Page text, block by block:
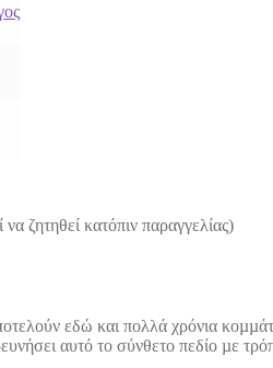
ζητηθεί κατόπιν παραγγελίας)
εδώ και πολλά χρόνια
αυτό το σύνθετο πεδίο µε